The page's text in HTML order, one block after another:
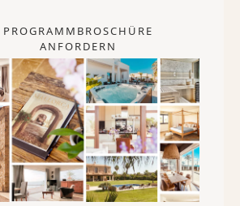
PROGRAMMBROSCHÜRE
ANFORDERN